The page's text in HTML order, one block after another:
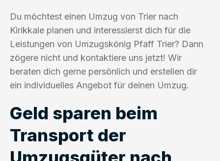
Du möchtest einen Umzug von Trier nach
Kirikkale planen und interessierst dich für die
Leistungen von Umzugskönig Pfaff Trier? Dann
zögere nicht und kontaktiere uns jetzt! Wir
beraten dich gerne persönlich und erstellen dir
ein individuelles Angebot für deinen Umzug.
Geld sparen beim
Transport der